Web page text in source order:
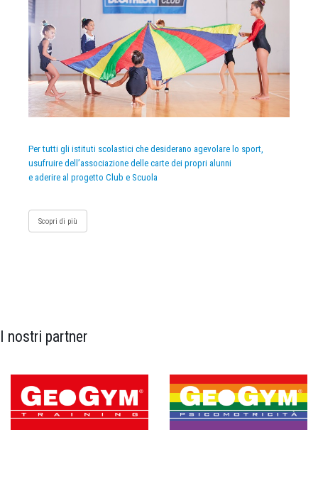
Per tutti gli istituti scolastici che desiderano agevolare lo sport,
usufruire dell’associazione delle carte dei propri alunni
e aderire al progetto Club e Scuola
Scopri di più
I nostri partner